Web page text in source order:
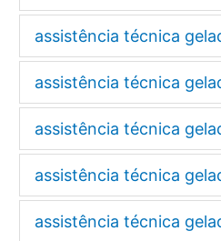
assistência técnica
assistência técnica
assistência técnica
assistência técnica
assistência técnica